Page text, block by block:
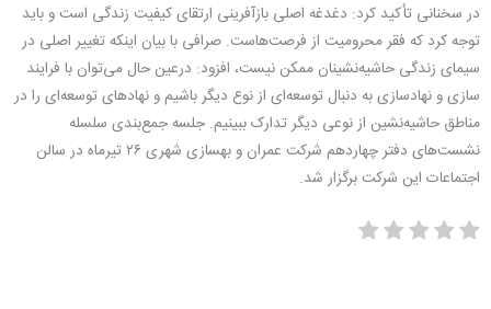
در سخنانی تأکید کرد: دغدغه اصلی بازآفرینی ارتقای کیفیت زندگی است و باید
توجه کرد که فقر محرومیت از فرصت‌هاست. صرافی با بیان اینکه تغییر اصلی در
سیمای زندگی حاشیه‌نشینان ممکن نیست، افزود: درعین حال می‌توان با فرایند
سازی و نهادسازی به دنبال توسعه‌ای از نوع دیگر باشیم و نهادهای توسعه‌ای را در
مناطق حاشیه‌نشین از نوعی دیگر تدارک ببینیم. جلسه جمع‌بندی سلسله
نشست‌های دفتر چهاردهم شرکت عمران و بهسازی شهری ۲۶ تیرماه در سالن
اجتماعات این شرکت برگزار شد.